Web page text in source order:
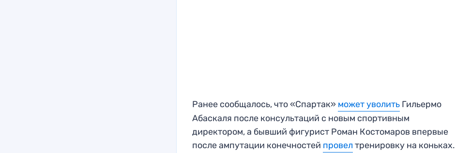
Ранее сообщалось, что «Спартак» может уволить Гильермо
Абаскаля после консультаций с новым спортивным
директором, а бывший фигурист Роман Костомаров впервые
после ампутации конечностей провелтренировку на коньках.